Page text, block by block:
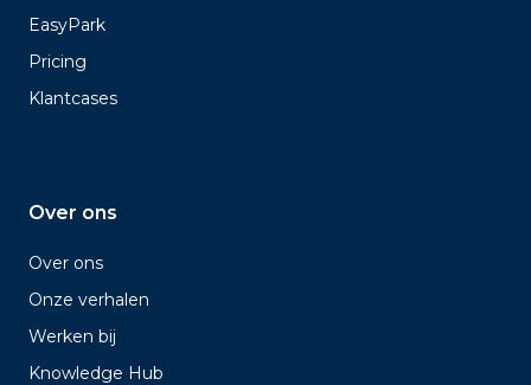
EasyPark
Pricing
Klantcases
Over ons
Over ons
Onze verhalen
Werken bij
Knowledge Hub